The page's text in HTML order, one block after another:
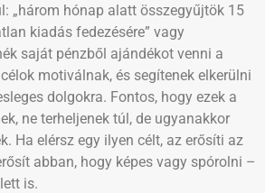
„három hónap alatt összegyűjtök 15
kiadás fedezésére” vagy
saját pénzből ajándékot venni a
motiválnak, és segítenek elkerülni
dolgokra. Fontos, hogy ezek a
ne terheljenek túl, de ugyanakkor
Ha elérsz egy ilyen célt, az erősíti az
abban, hogy képes vagy spórolni –
is.